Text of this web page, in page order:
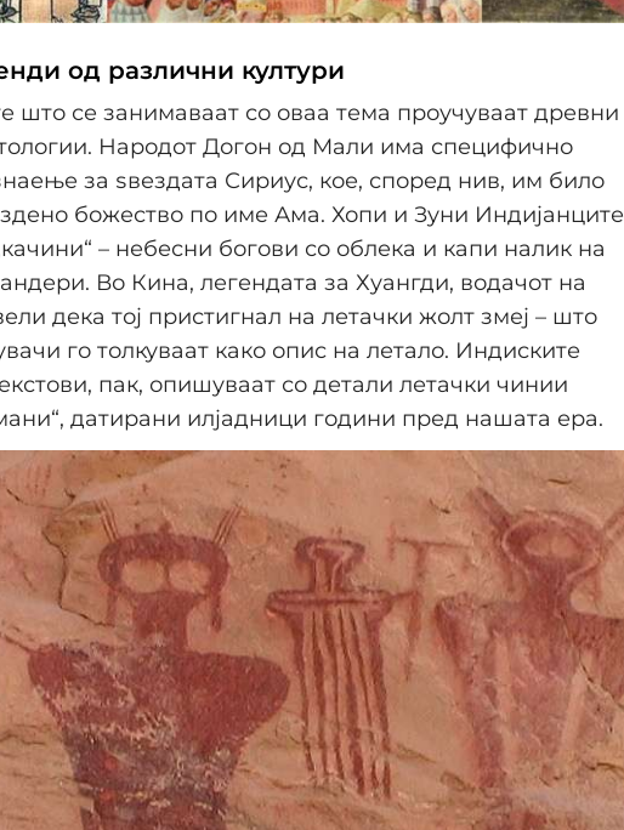
од различни култури
што се занимаваат со оваа тема проучуваат древни
Народот Догон од Мали има специфично
за ѕвездата Сириус, кое, според нив, им било
божество по име Ама. Хопи и Зуни Индијанците
– небесни богови со облека и капи налик на
Во Кина, легендата за Хуангди, водачот на
дека тој пристигнал на летачки жолт змеј – што
го толкуваат како опис на летало. Индиските
пак, опишуваат со детали летачки чинии
датирани илјадници години пред нашата ера.